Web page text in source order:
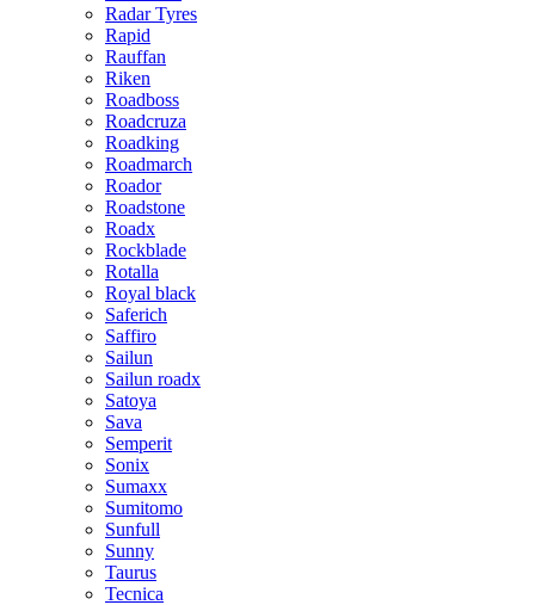
Radar Tyres
Rapid
Rauffan
Riken
Roadboss
Roadcruza
Roadking
Roadmarch
Roador
Roadstone
Roadx
Rockblade
Rotalla
Royal black
Saferich
Saffiro
Sailun
Sailun roadx
Satoya
Sava
Semperit
Sonix
Sumaxx
Sumitomo
Sunfull
Sunny
Taurus
Tecnica